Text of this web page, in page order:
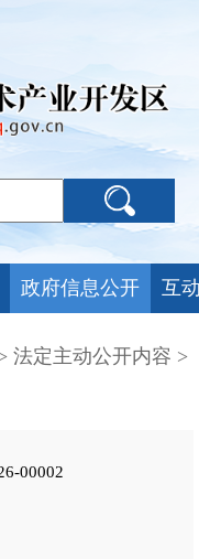
政府信息公开 互
法定主动公开内容 >
00002